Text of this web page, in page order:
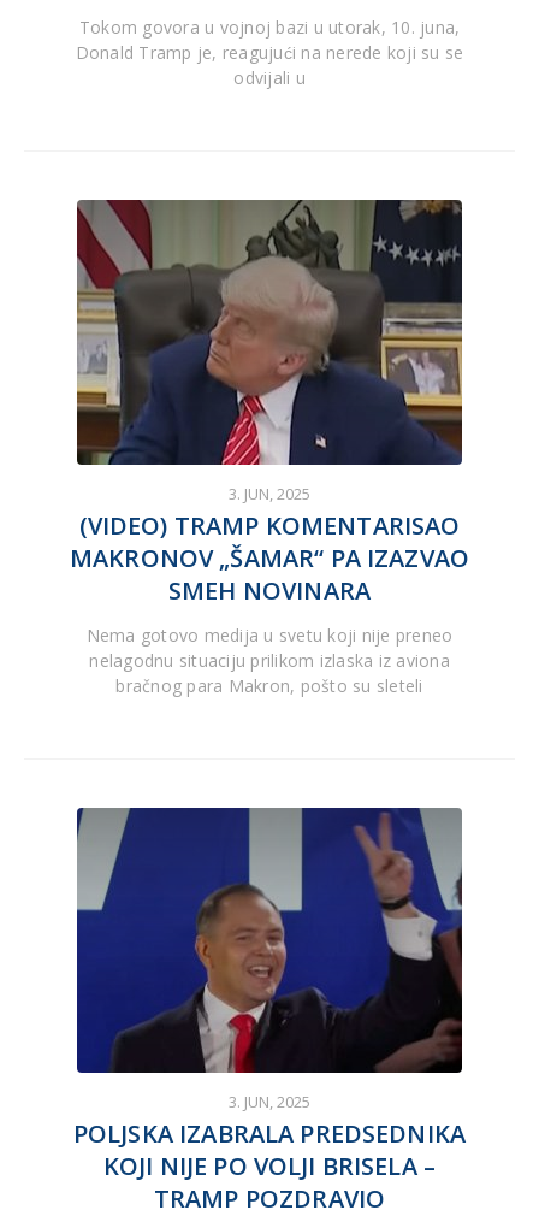
Tokom govora u vojnoj bazi u utorak, 10. juna,
Donald Tramp je, reagujući na nerede koji su se
odvijali u
3. JUN, 2025
(VIDEO) TRAMP KOMENTARISAO
MAKRONOV „ŠAMAR“ PA IZAZVAO
SMEH NOVINARA
Nema gotovo medija u svetu koji nije preneo
nelagodnu situaciju prilikom izlaska iz aviona
bračnog para Makron, pošto su sleteli
3. JUN, 2025
POLJSKA IZABRALA PREDSEDNIKA
KOJI NIJE PO VOLJI BRISELA –
TRAMP POZDRAVIO